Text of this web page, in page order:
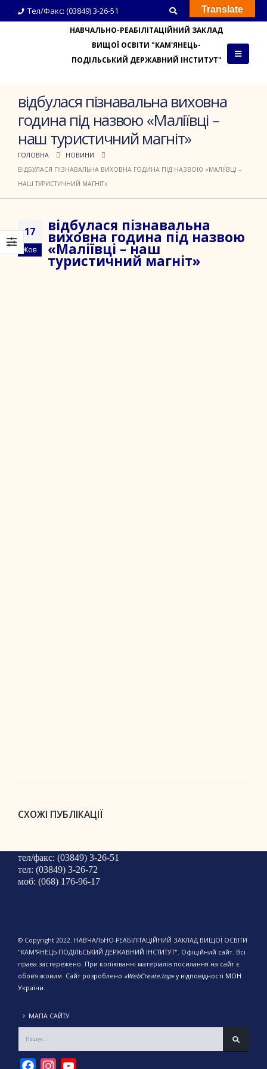
Тел/Факс: (03849) 3-26-51
НАВЧАЛЬНО-РЕАБІЛІТАЦІЙНИЙ ЗАКЛАД
ВИЩОЇ ОСВІТИ "КАМ'ЯНЕЦЬ-
ПОДІЛЬСЬКИЙ ДЕРЖАВНИЙ ІНСТИТУТ"
відбулася пізнавальна виховна
година під назвою «Маліївці –
наш туристичний магніт»
ГОЛОВНА
НОВИНИ
ВІДБУЛАСЯ ПІЗНАВАЛЬНА ВИХОВНА ГОДИНА ПІД НАЗВОЮ «МАЛІЇВЦІ –
НАШ ТУРИСТИЧНИЙ МАГНІТ»
17
Жов
відбулася пізнавальна
виховна година під назвою
«Маліївці – наш
туристичний магніт»
СХОЖІ ПУБЛІКАЦІЇ
тел/факс: (03849) 3-26-51
тел: (03849) 3-26-72
моб: (068) 176-96-17
© Copyright 2022. НАВЧАЛЬНО-РЕАБІЛІТАЦІЙНИЙ ЗАКЛАД ВИЩОЇ ОСВІТИ
"КАМ'ЯНЕЦЬ-ПОДІЛЬСЬКИЙ ДЕРЖАВНИЙ ІНСТИТУТ". Офіційний сайт. Всі
права застережено. При копіюванні матеріалів посилання на сайт є
обов'язковим. Сайт розроблено «WebCreate.top»у відповідності МОН
України.
МАПА САЙТУ
FacebookInstagram
Translate